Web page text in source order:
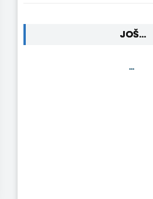
JOŠ...
...